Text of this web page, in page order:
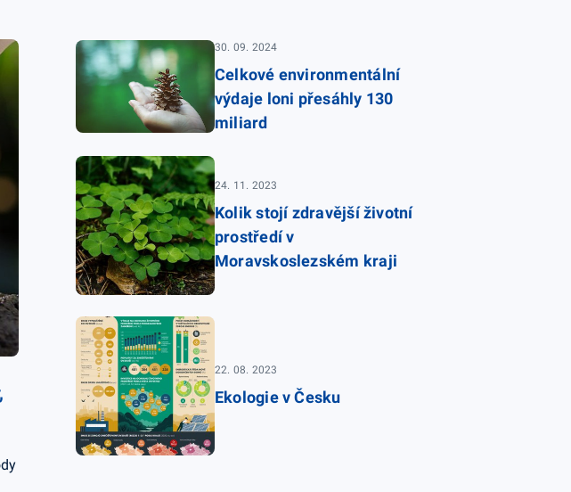
30. 09. 2024
Celkové environmentální
výdaje loni přesáhly 130
miliard
24. 11. 2023
Kolik stojí zdravější životní
prostředí v
Moravskoslezském kraji
22. 08. 2023
Ekologie v Česku